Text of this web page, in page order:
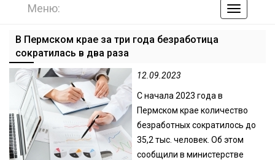
по
Меню:
В Пермском крае за три года безработица
сократилась в два раза
12.09.2023
С начала 2023 года в
Пермском крае количество
безработных сократилось до
35,2 тыс. человек. Об этом
сообщили в министерстве